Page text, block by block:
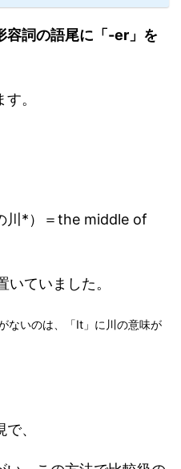
容詞の語尾に「-er」を
。
川*）＝the middle of
いていました。
ないのは、「It」に川の意味が
、